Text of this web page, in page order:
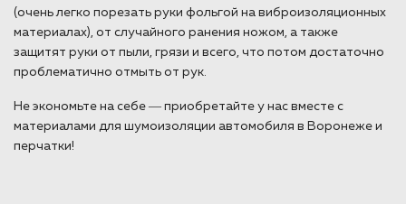
(очень легко порезать руки фольгой на виброизоляционных
материалах), от случайного ранения ножом, а также
защитят руки от пыли, грязи и всего, что потом достаточно
проблематично отмыть от рук.
Не экономьте на себе ― приобретайте у нас вместе с
материалами для шумоизоляции автомобиля в Воронеже и
перчатки!